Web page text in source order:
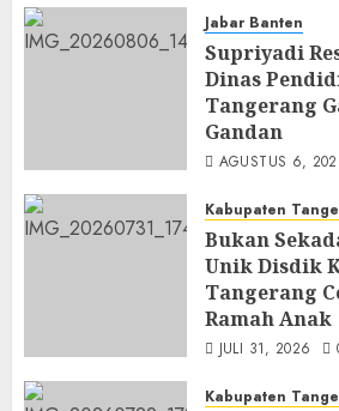
Jabar Banten
Supriyadi
Dinas
Tangerang
Gandan
AGUSTUS 6,
Kabupaten
Bukan
Unik Disdik
Tangerang
Ramah Anak
JULI 31, 2026
Kabupaten